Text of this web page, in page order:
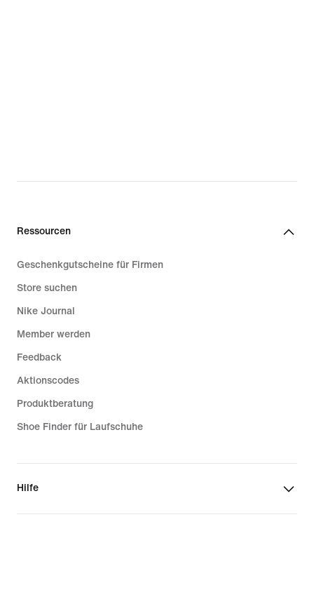
Ressourcen
Geschenkgutscheine für Firmen
Store suchen
Nike Journal
Member werden
Feedback
Aktionscodes
Produktberatung
Shoe Finder für Laufschuhe
Hilfe